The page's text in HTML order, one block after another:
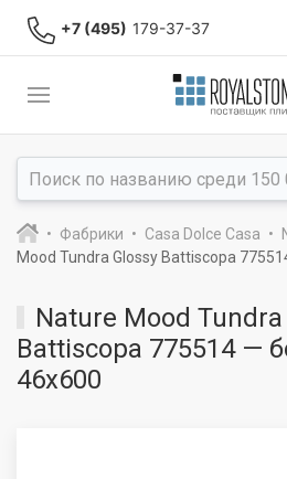
+7 (495) 179-37-37
Фабрики Casa Dolce Casa
Mood Tundra Glossy Battiscopa
Nature Mood Tundra
Battiscopa 775514 —
46x600